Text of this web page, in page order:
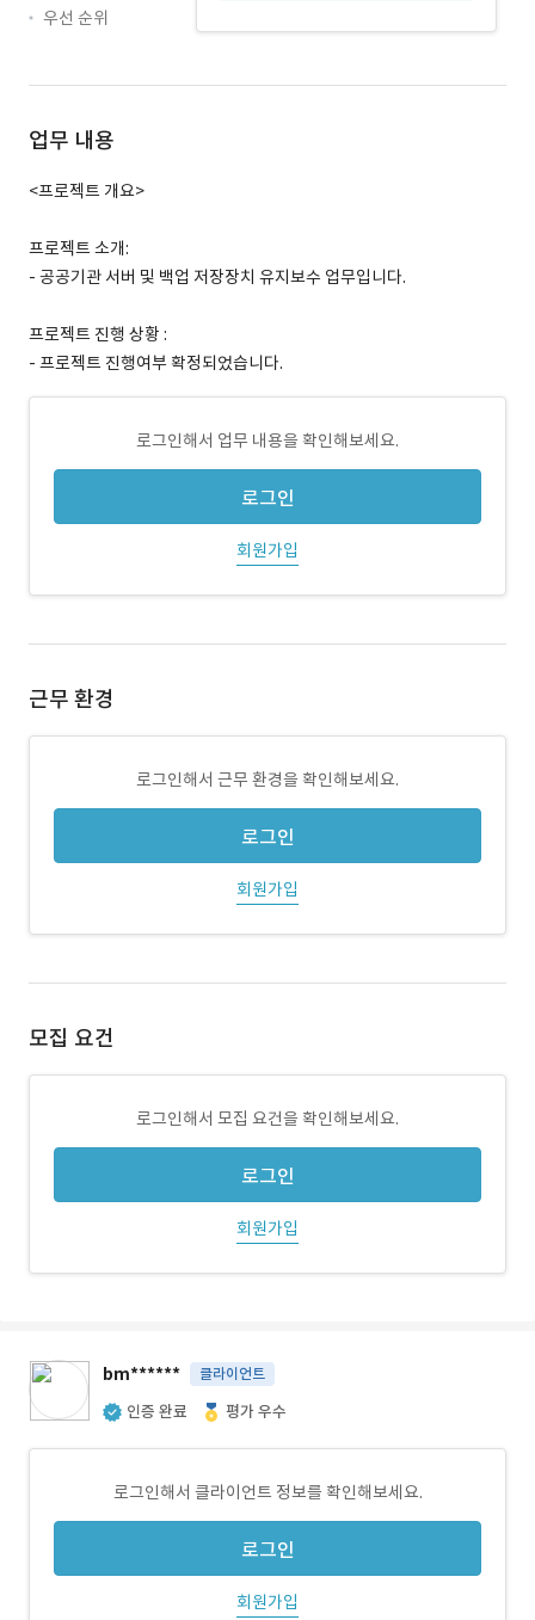
우선 순위
업무 내용
<프로젝트 개요>
프로젝트 소개:
- 공공기관 서버 및 백업 저장장치 유지보수 업무입니다.
프로젝트 진행 상황 :
- 프로젝트 진행여부 확정되었습니다.
로그인해서 업무 내용을 확인해보세요.
로그인
회원가입
근무 환경
로그인해서 근무 환경을 확인해보세요.
로그인
회원가입
모집 요건
로그인해서 모집 요건을 확인해보세요.
로그인
회원가입
bm****** 클라이언트
인증 완료 평가 우수
로그인해서 클라이언트 정보를 확인해보세요.
로그인
회원가입